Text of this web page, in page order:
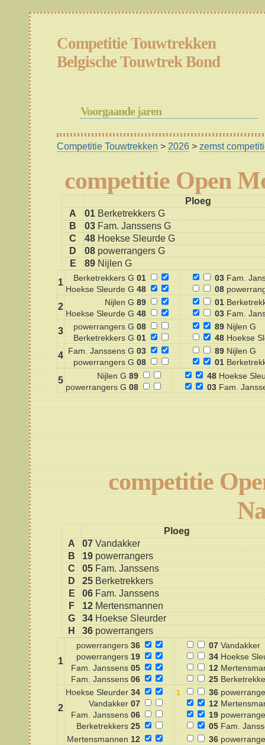
Competitie Touwtrekken
Belgische Touwtrek Bond
Voorgaande jaren
Competitie Touwtrekken > 2026 > zemst
competitie Open
Ploeg
A
01 Berketrekkers G
B
03 Fam. Janssens G
C
48 Hoekse Sleurde G
D
08 powerrangers G
E
89 Nijlen G
1
Berketrekkers G 01
Hoekse Sleurde G 48
03Fam.
08
2 Nijlen G 89
Hoekse Sleurde G 48
01
03Fam.
3 powerrangers G 08
Berketrekkers G 01
89Nijlen G
48Hoekse
4 Fam. Janssens G 03
powerrangers G 08
89Nijlen G
01
5 Nijlen G 89
powerrangers G 08
48Hoekse
03Fam.
competitie
Ploeg
A
07 Vandakker
B
19 powerrangers
C
05 Fam. Janssens
D
25 Berketrekkers
E
06 Fam. Janssens
F
12 Mertensmannen
G
34 Hoekse Sleurder
H
36 powerrangers
1
powerrangers 36
powerrangers 19
Fam. Janssens 05
Fam. Janssens 06
07Vandakker
34Hoekse
12
25
2
Hoekse Sleurder 34
Vandakker 07
Fam. Janssens 06
Berketrekkers 25
36
12
19
05Fam.
Mertensmannen 12
36